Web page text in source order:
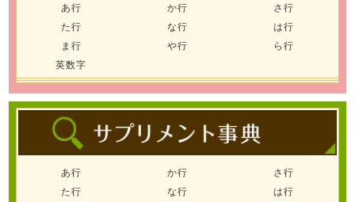
あ行 か行
さ行
た行
な行
は行
ま行
や行
ら行
英数字
あ行 か行
さ行
た行
な行
は行